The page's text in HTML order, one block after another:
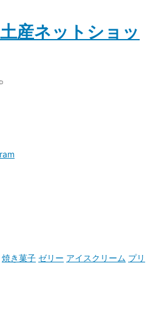
焼き菓子 ゼリー アイスクリーム プリ